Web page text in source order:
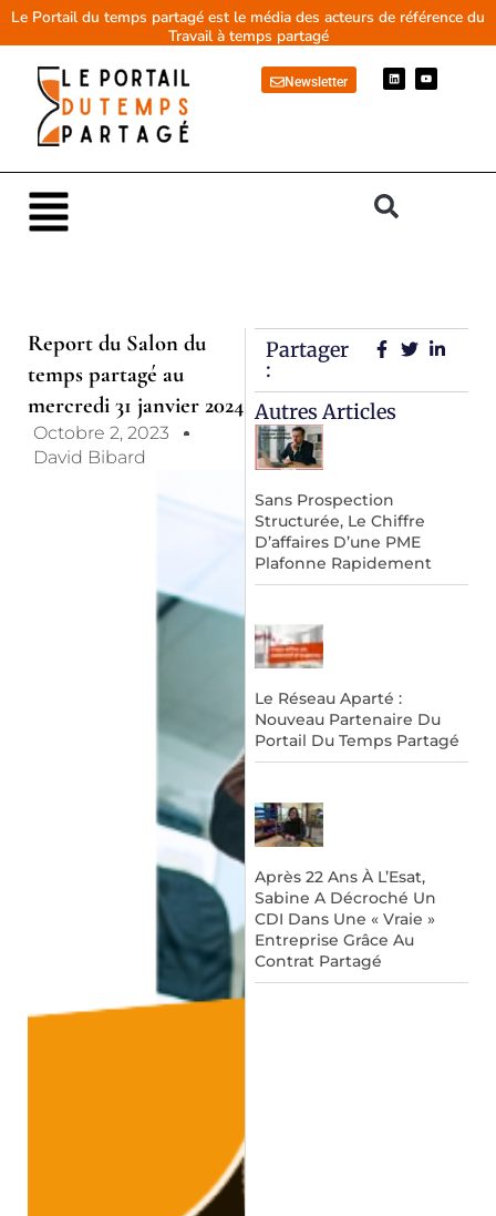
AllerLe Portail du temps partagé est le média des acteurs de référence du
Travail à temps partagé
Newsletter
L
i
n
Y
o
u
Main
Menu
Report du Salon du
temps partagé au
mercredi 31 janvier 2024
Octobre 2, 2023
David Bibard
Partager
:
Autres Articles
Sans Prospection
Structurée, Le Chiffre
D’affaires D’une PME
Plafonne Rapidement
Le Réseau Aparté :
Nouveau Partenaire Du
Portail Du Temps Partagé
Après 22 Ans À L’Esat,
Sabine A Décroché Un
CDI Dans Une « Vraie »
Entreprise Grâce Au
Contrat Partagé